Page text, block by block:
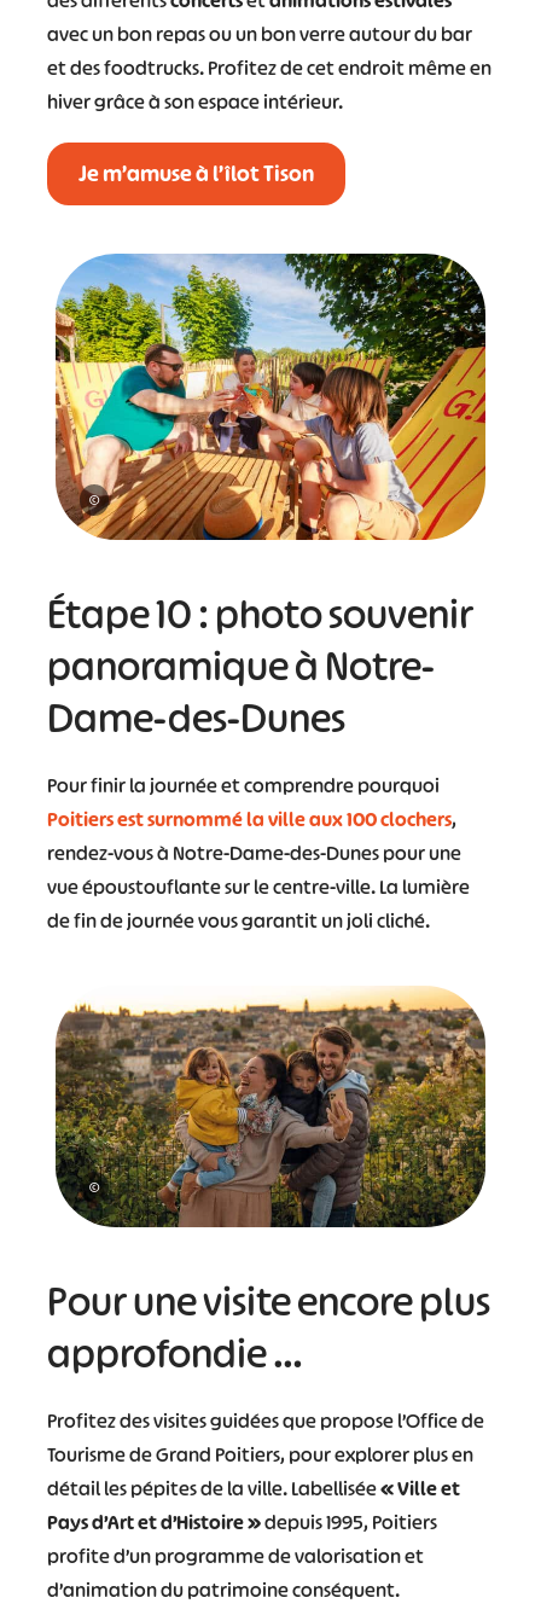
avec un bon repas ou un bon verre autour du bar
et des foodtrucks. Profitez de cet endroit même en
hiver grâce à son espace intérieur.
Je m’amuse à l’îlot Tison
©
Étape 10 : photo souvenir
panoramique à Notre-
Dame-des-Dunes
Pour finir la journée et comprendre pourquoi
Poitiers est surnommé la ville aux 100 clochers,
rendez-vous à Notre-Dame-des-Dunes pour une
vue époustouflante sur le centre-ville. La lumière
de fin de journée vous garantit un joli cliché.
©
Pour une visite encore plus
approfondie …
Profitez des visites guidées que propose l’Office de
Tourisme de Grand Poitiers, pour explorer plus en
détail les pépites de la ville. Labellisée« Ville et
Pays d’Art et d’Histoire »depuis 1995, Poitiers
profite d’un programme de valorisation et
d’animation du patrimoine conséquent.